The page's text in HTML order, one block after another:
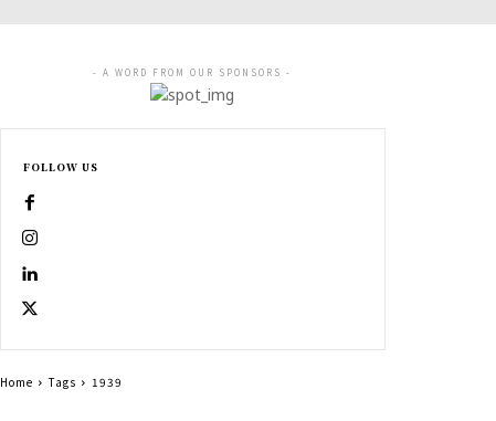
- A WORD FROM OUR SPONSORS -
FOLLOW US
Home Tags 1939